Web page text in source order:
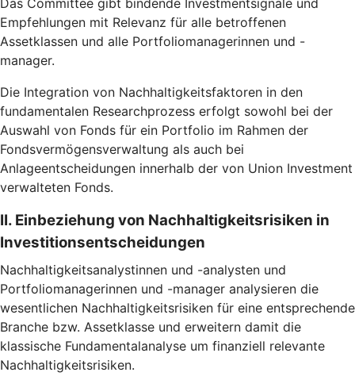
Das Committee gibt bindende Investmentsignale und
Empfehlungen mit Relevanz für alle betroffenen
Assetklassen und alle Portfoliomanagerinnen und -
manager.
Die Integration von Nachhaltigkeitsfaktoren in den
fundamentalen Researchprozess erfolgt sowohl bei der
Auswahl von Fonds für ein Portfolio im Rahmen der
Fondsvermögensverwaltung als auch bei
Anlageentscheidungen innerhalb der von Union Investment
verwalteten Fonds.
II. Einbeziehung von Nachhaltigkeitsrisiken in
Investitionsentscheidungen
Nachhaltigkeitsanalystinnen und -analysten und
Portfoliomanagerinnen und -manager analysieren die
wesentlichen Nachhaltigkeitsrisiken für eine entsprechende
Branche bzw. Assetklasse und erweitern damit die
klassische Fundamentalanalyse um finanziell relevante
Nachhaltigkeitsrisiken.